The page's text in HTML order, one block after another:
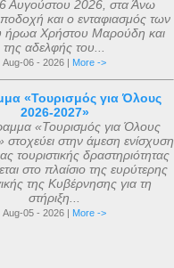
της συνόδου, με βάση
δεν μπορεί να
ακόμα και σήμερα. Ο
από
ιστορικών ήταν ο
της Καισαρείας
Αθανάσιος
και ο Ευστάθιος Α...
Αυγούστου 2026, στα Άνω
και ο ενταφιασμός των
ήρωα Χρήστου Μαρούδη και
της αδελφής του...
Aug-06 - 2026 | More ->
«Τουρισμός για Όλους
2026-2027»
«Τουρισμός για Όλους
στην άμεση ενίσχυση
τουριστικής δραστηριότητας
στο πλαίσιο της ευρύτερης
της Κυβέρνησης για τη
στήριξη...
Aug-05 - 2026 | More ->